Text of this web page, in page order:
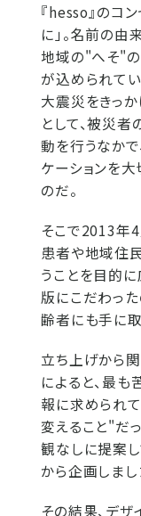
『hesso』のコ
に」。名前の
地域の"へそ"の
が込められて
大震災をきっ
として、被災
動を行うなかで
ケーションを大
のだ。
そこで2013年
患者や地域住
うことを目的
版にこだわっ
齢者にも手に
立ち上げから
によると、最
報に求められ
変えること"だ
観なしに提案
から企画しまし
その結果、デザ